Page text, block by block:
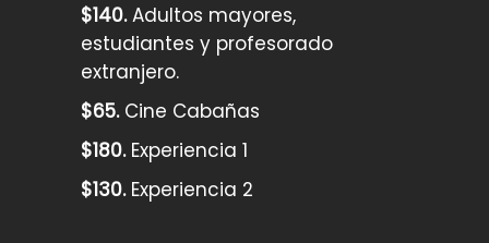
$140.Adultos mayores,
estudiantes y profesorado
extranjero.
$65.Cine Cabañas
$180.Experiencia 1
$130.Experiencia 2